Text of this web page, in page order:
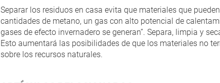
Separar los residuos en casa evita que materiales que
cantidades de metano, un gas con alto potencial de
gases de efecto invernadero se generan”. Separa, limpia y
Esto aumentará las posibilidades de que los materiales no
sobre los recursos naturales.